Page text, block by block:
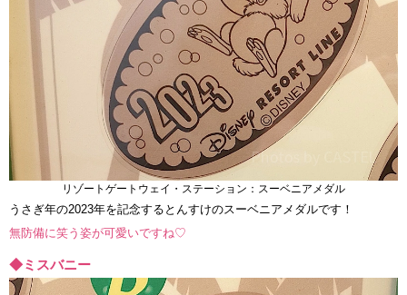
リゾートゲートウェイ・ステーション：スーベニアメダル
うさぎ年の2023年を記念するとんすけのスーベニアメダルです！
無防備に笑う姿が可愛いですね♡
◆ミスバニー